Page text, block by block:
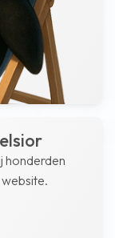
honderden